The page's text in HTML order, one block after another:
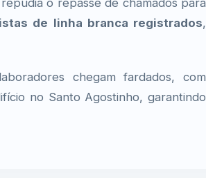
o repasse de chamados para
de linha branca registrados,
chegam fardados, com
no Santo Agostinho, garantindo